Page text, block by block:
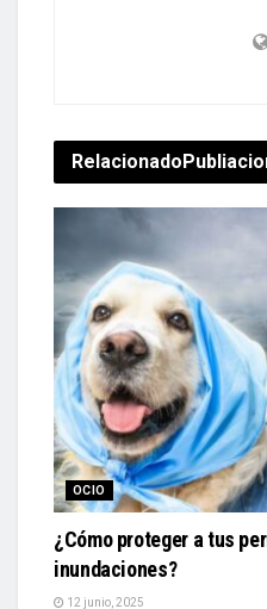
Relacionado
OCIO
¿Cómo proteger a tus
inundaciones?
12 junio, 2025